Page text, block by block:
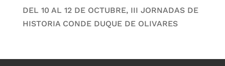
DEL 10 AL 12 DE OCTUBRE, III JORNADAS DE
HISTORIA CONDE DUQUE DE OLIVARES